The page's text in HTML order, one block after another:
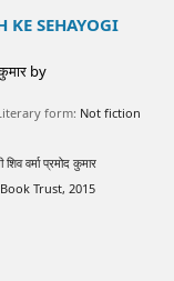
KE SEHAYOGI
by
form: Not fiction
वर्मा प्रमोद कुमार
Trust, 2015